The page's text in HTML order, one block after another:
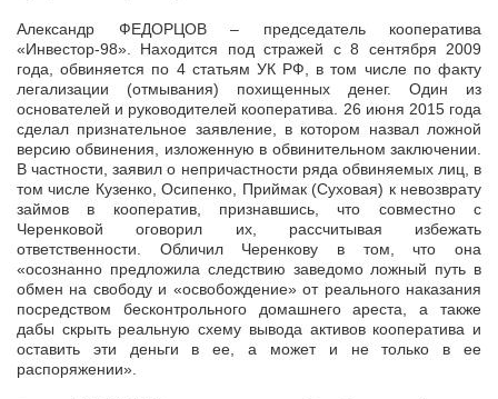
Александр ФЕДОРЦОВ – председатель кооператива
«Инвестор-98». Находится под стражей с 8 сентября 2009
года, обвиняется по 4 статьям УК РФ, в том числе по факту
легализации (отмывания) похищенных денег. Один из
основателей и руководителей кооператива. 26 июня 2015 года
сделал признательное заявление, в котором назвал ложной
версию обвинения, изложенную в обвинительном заключении.
В частности, заявил о непричастности ряда обвиняемых лиц, в
том числе Кузенко, Осипенко, Приймак (Суховая) к невозврату
займов в кооператив, признавшись, что совместно с
Черенковой оговорил их, рассчитывая избежать
ответственности. Обличил Черенкову в том, что она
«осознанно предложила следствию заведомо ложный путь в
обмен на свободу и «освобождение» от реального наказания
посредством бесконтрольного домашнего ареста, а также
дабы скрыть реальную схему вывода активов кооператива и
оставить эти деньги в ее, а может и не только в ее
распоряжении».